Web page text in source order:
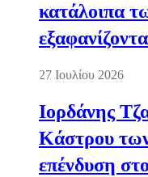
κατάλοιπα
27 Ιουλίου 2026
Ιορδάνης
Κάστρου
επένδυση